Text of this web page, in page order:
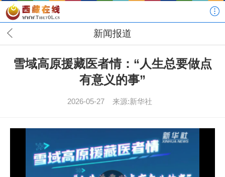
新闻报道
雪域高原援藏医者情：“人生总要做点
有意义的事”
2026-05-27 来源:新华社